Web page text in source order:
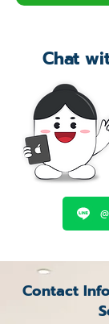
Chat
Contact